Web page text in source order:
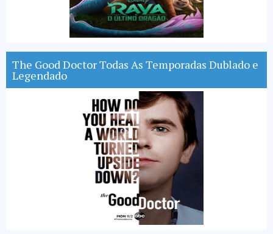
The Good Doctor Todas As Temporadas Dublado e
Legendado